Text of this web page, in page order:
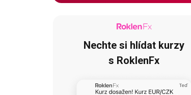
Nechte si hlídat kurzy
s RoklenFx